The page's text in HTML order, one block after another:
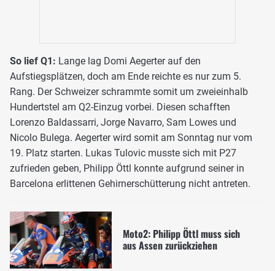
So lief Q1: Lange lag Domi Aegerter auf den
Aufstiegsplätzen, doch am Ende reichte es nur zum 5.
Rang. Der Schweizer schrammte somit um zweieinhalb
Hundertstel am Q2-Einzug vorbei. Diesen schafften
Lorenzo Baldassarri, Jorge Navarro, Sam Lowes und
Nicolo Bulega. Aegerter wird somit am Sonntag nur vom
19. Platz starten. Lukas Tulovic musste sich mit P27
zufrieden geben, Philipp Öttl konnte aufgrund seiner in
Barcelona erlittenen Gehirnerschütterung nicht antreten.
Moto2: Philipp Öttl muss sich
aus Assen zurückziehen